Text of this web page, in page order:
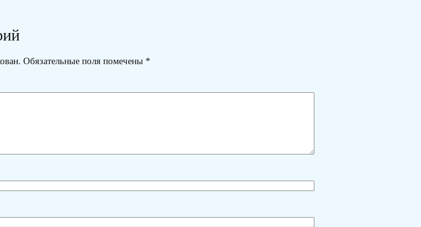
Обязательные поля помечены *